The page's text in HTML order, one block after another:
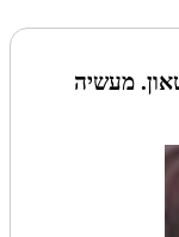
מעשיה